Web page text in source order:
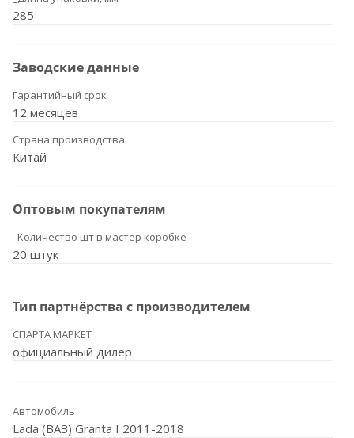
285
Заводские данные
Гарантийный срок
12 месяцев
Страна производства
Китай
Оптовым покупателям
_Количество шт в мастер коробке
20 штук
Тип партнёрства с производителем
СПАРТА МАРКЕТ
официальный дилер
Автомобиль
Lada (ВАЗ) Granta I 2011-2018